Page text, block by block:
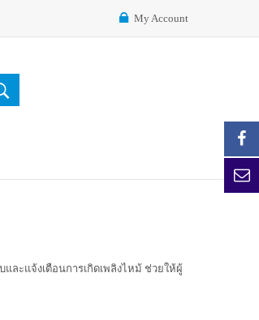
My Account
ละแจ้งเตือนการเกิดเพลิงไหม้ ช่วยให้ผู้